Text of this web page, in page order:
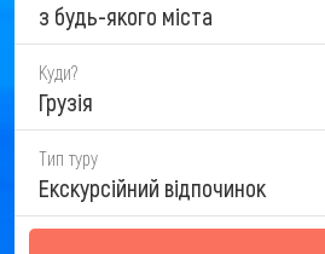
з будь-якого міста
Куди?
Грузія
Тип туру
Екскурсійний відпочинок